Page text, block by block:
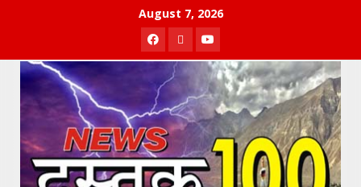
August 7, 2026
Facebook
TwitterYoutube